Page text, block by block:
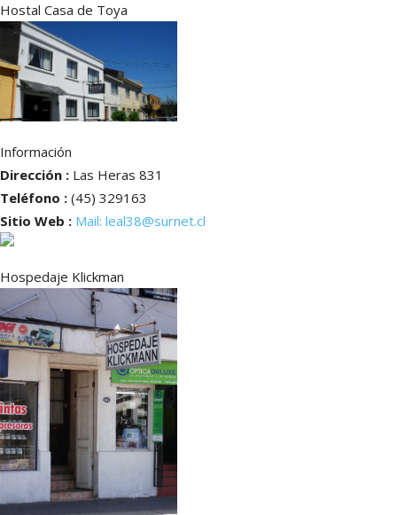
Hostal Casa de Toya
Información
Dirección : Las Heras 831
Teléfono : (45) 329163
Sitio Web : Mail: leal38@surnet.cl
Hospedaje Klickman